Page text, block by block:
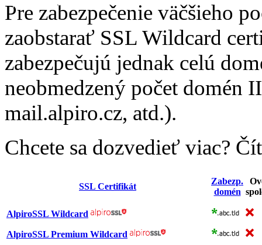
Pre zabezpečenie väčšieho
zaobstarať SSL Wildcard
zabezpečujú jednak celú
neobmedzený počet domén
mail.alpiro.cz, atd.).
Chcete sa dozvedieť viac?
SSL Certifikát
Zabezp.
domén
AlpiroSSL Wildcard
AlpiroSSL Premium Wildcard